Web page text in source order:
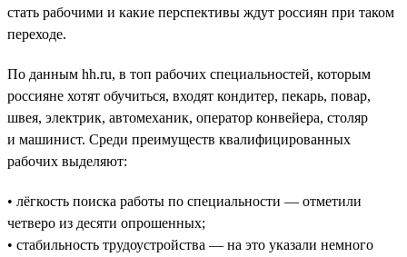
стать рабочими и какие перспективы ждут россиян при таком
переходе.
По данным hh.ru, в топ рабочих специальностей, которым
россияне хотят обучиться, входят кондитер, пекарь, повар,
швея, электрик, автомеханик, оператор конвейера, столяр
и машинист. Среди преимуществ квалифицированных
рабочих выделяют:
• лёгкость поиска работы по специальности — отметили
четверо из десяти опрошенных;
• стабильность трудоустройства — на это указали немного